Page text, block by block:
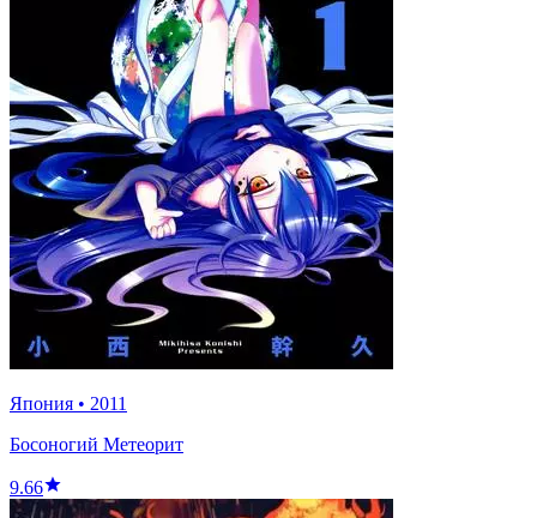
Япония • 2011
Босоногий Метеорит
9.66